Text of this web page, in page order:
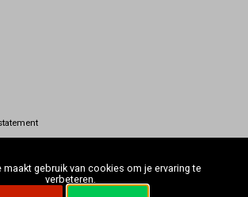
maakt gebruik van cookies om je ervaring te
verbeteren.